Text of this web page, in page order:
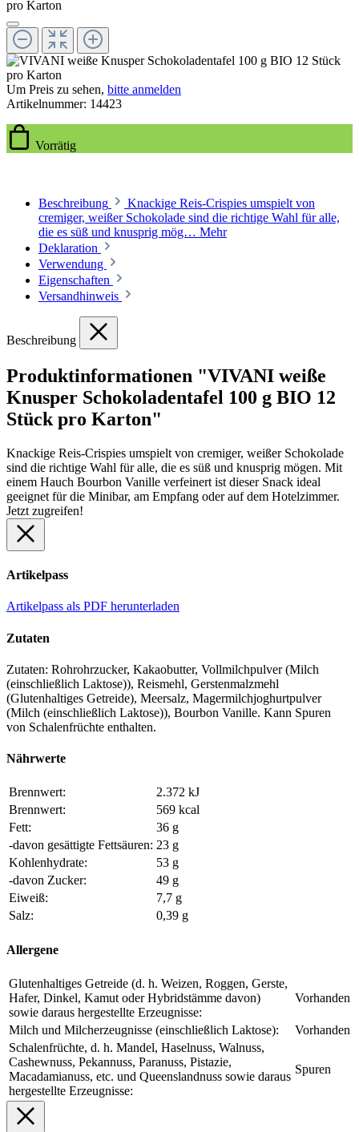
Um Preis zu sehen, bitte anmelden
Artikelnummer: 14423
Vorrätig
Beschreibung
Knackige Reis-Crispies umspielt von
cremiger, weißer Schokolade sind die richtige Wahl für alle,
die es süß und knusprig mög… Mehr
Deklaration
Verwendung
Eigenschaften
Versandhinweis
Beschreibung
Produktinformationen "VIVANI weiße
Knusper Schokoladentafel 100 g BIO 12
Stück pro Karton"
Knackige Reis-Crispies umspielt von cremiger, weißer Schokolade
sind die richtige Wahl für alle, die es süß und knusprig mögen. Mit
einem Hauch Bourbon Vanille verfeinert ist dieser Snack ideal
geeignet für die Minibar, am Empfang oder auf dem Hotelzimmer.
Jetzt zugreifen!
Artikelpass
Artikelpass als PDF herunterladen
Zutaten
Zutaten: Rohrohrzucker, Kakaobutter, Vollmilchpulver (Milch
(einschließlich Laktose)), Reismehl, Gerstenmalzmehl
(Glutenhaltiges Getreide), Meersalz, Magermilchjoghurtpulver
(Milch (einschließlich Laktose)), Bourbon Vanille. Kann Spuren
von Schalenfrüchte enthalten.
Nährwerte
Brennwert:
2.372 kJ
Brennwert:
569 kcal
Fett:
36 g
-davon gesättigte Fettsäuren: 23 g
Kohlenhydrate:
53 g
-davon Zucker:
49 g
Eiweiß:
7,7 g
Salz:
0,39 g
Allergene
Glutenhaltiges Getreide (d. h. Weizen, Roggen, Gerste,
Hafer, Dinkel, Kamut oder Hybridstämme davon)
sowie daraus hergestellte Erzeugnisse:
Vorhanden
Milch und Milcherzeugnisse (einschließlich Laktose):
Vorhanden
Schalenfrüchte, d. h. Mandel, Haselnuss, Walnuss,
Cashewnuss, Pekannuss, Paranuss, Pistazie,
Macadamianuss, etc. und Queenslandnuss sowie daraus
hergestellte Erzeugnisse:
Spuren